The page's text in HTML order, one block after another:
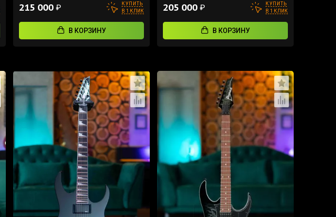
215 000 ₽
КУПИТЬ
В 1 КЛИК
В КОРЗИНУ
205 000 ₽
КУПИТЬ
В 1 КЛИК
В КОРЗИНУ